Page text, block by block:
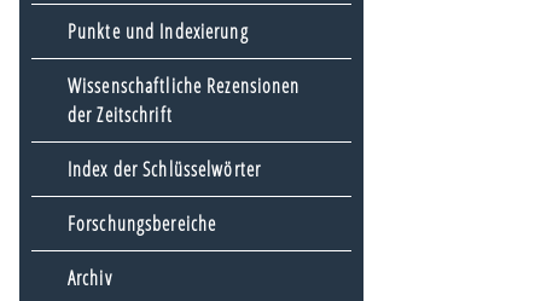
Punkte und Indexierung
Wissenschaftliche Rezensionen
der Zeitschrift
Index der Schlüsselwörter
Forschungsbereiche
Archiv